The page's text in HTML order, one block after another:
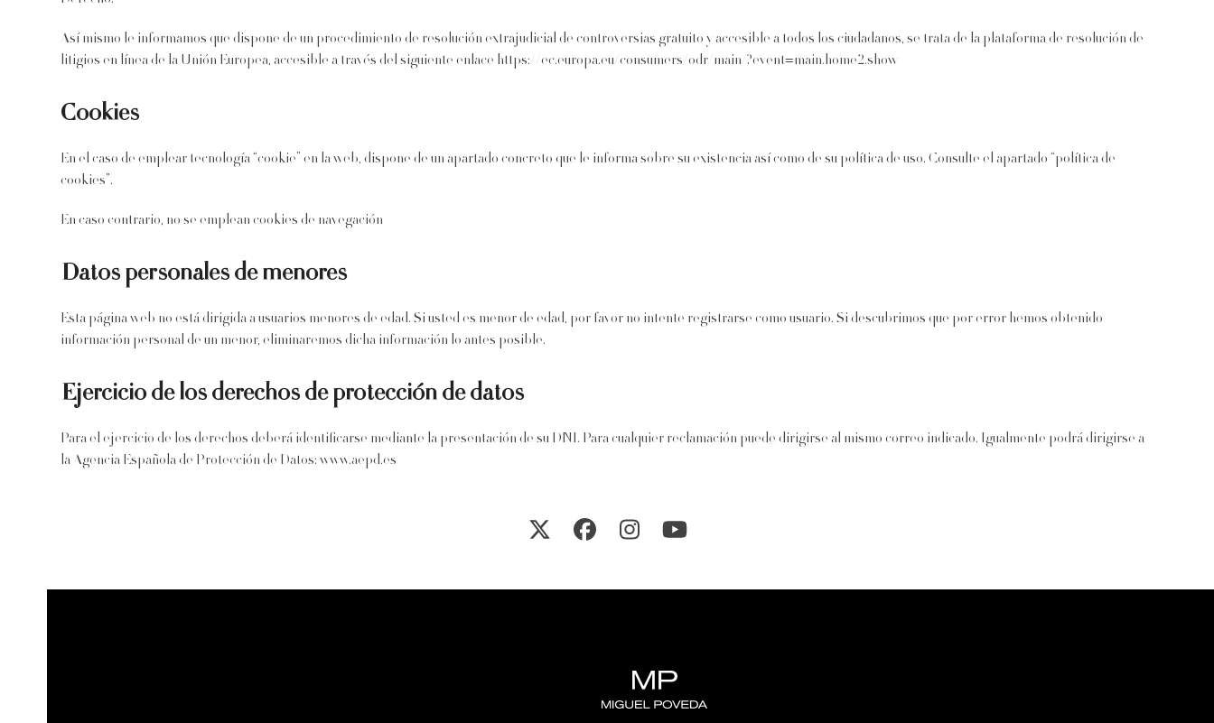
Así mismo le informamos que dispone de un procedimiento de resolución extrajudicial de controversias gratuito y accesible a todos los ciudadanos, se trata de la plataforma de resolución de
litigios en línea de la Unión Europea, accesible a través del siguiente enlace https://ec.europa.eu/consumers/odr/main/?event=main.home2.show
Cookies
En el caso de emplear tecnología “cookie” en la web, dispone de un apartado concreto que le informa sobre su existencia así como de su política de uso. Consulte el apartado “política de
cookies”.
En caso contrario, no se emplean cookies de navegación
Datos personales de menores
Esta página web no está dirigida a usuarios menores de edad. Si usted es menor de edad, por favor no intente registrarse como usuario. Si descubrimos que por error hemos obtenido
información personal de un menor, eliminaremos dicha información lo antes posible.
Ejercicio de los derechos de protección de datos
Para el ejercicio de los derechos deberá identificarse mediante la presentación de su DNI. Para cualquier reclamación puede dirigirse al mismo correo indicado. Igualmente podrá dirigirse a
la Agencia Española de Protección de Datos: www.aepd.es
TwitterFacebookInstagram
YouTube